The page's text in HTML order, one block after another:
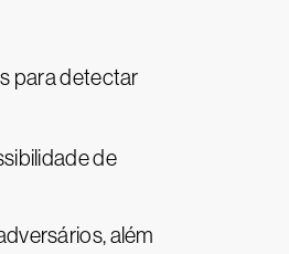
para detectar
de
além